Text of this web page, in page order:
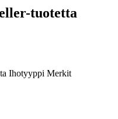
tuotetta
Ihotyyppi Merkit